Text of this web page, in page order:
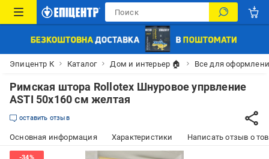
Эпицентр К Каталог Дом и интерьер 🏠 Все для
Римская штора Rollotex Шнуровое упрвление
ASTI 50x160 см желтая
оставить отзыв
Основная информация Характеристики Написать отзыв о